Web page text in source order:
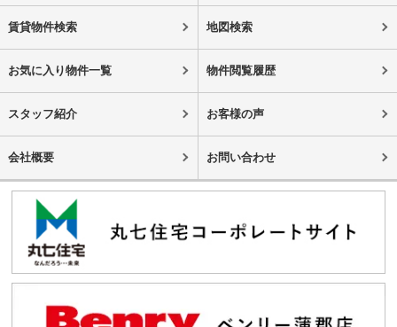
賃貸物件検索 地図検索
お気に入り物件一覧 物件閲覧履歴
スタッフ紹介 お客様の声
会社概要 お問い合わせ